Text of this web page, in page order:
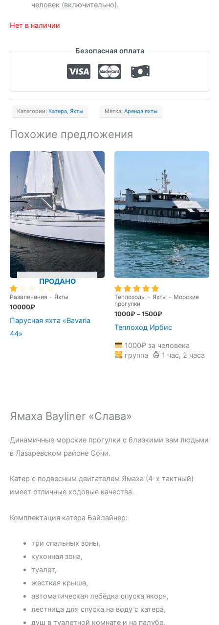
человек (включительно).
Нет в наличии
Безопасная оплата
Категории: Катера Яхты Метка: Аренда яхты
Похожие предложения
ПРОДАНО
Развлечения - Яхты
10000₽
Парусная яхта «Bavaria
44»
Теплоходы - Яхты - Морские
прогулки
1000₽–1500₽
Теплоход Ирбис
1000₽за человека
группа
1 час, 2 часа
Ямаха Bayliner «Слава»
Динамичные морские прогулки с близкими вам людьми
в Лазаревском районе Сочи.
Катер с подвесным двигателем Ямаха (4-х тактный)
имеет отличные ходовые качества.
Комплектация катера Байлайнер:
три спальных зоны,
кухонная зона,
туалет,
жесткая крыша,
автоматическая лебёдка спуска якоря,
лестница для спуска на воду с катера,
душ в туалетной комнате и на палубе,